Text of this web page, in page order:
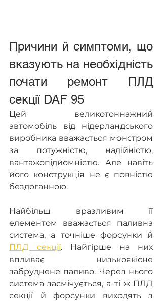
Причини й симптоми, що
вказують на необхідність
почати ремонт ПЛД
секції DAF 95
Цей великотоннажний
автомобіль від нідерландського
виробника вважається монстром
за потужністю, надійністю,
вантажопідйомністю. Але навіть
його конструкція не є повністю
бездоганною.
Найбільш вразливим її
елементом вважається паливна
ПЛД секції. Найгірше на них
впливає низькоякісне
забруднене паливо. Через нього
система засмічується, а ті ж ПЛД
секції й форсунки виходять з